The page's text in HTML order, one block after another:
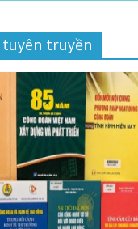
truyền